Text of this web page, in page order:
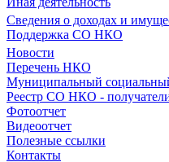
Сведения о доходах и
Поддержка СО НКО
Новости
Перечень НКО
Муниципальный
Реестр СО НКО -
Фотоотчет
Видеоотчет
Полезные ссылки
Контакты